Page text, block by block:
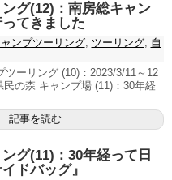
グ(12)：南房総キャン
てきました
ンプツーリング, ツーリング, 自
ツーリング (10)：2023/3/11～12
の森 キャンプ場 (11)：30年経
記事を読む
グ(11)：30年経って日
ドバッグ』